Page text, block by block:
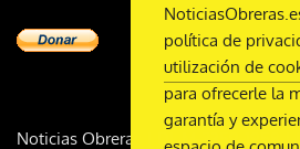
Noticias Obreras | DL M-2359-1958 |
política de
utilización de
para ofrecerle la
garantía y